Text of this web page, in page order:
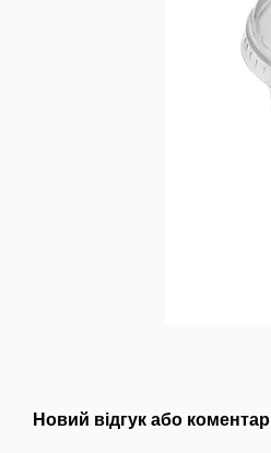
Новий відгук або коментар